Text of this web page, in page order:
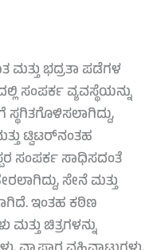
ಮತ್ತು ಭದ್ರತಾ ಪಡೆಗಳ
ಸಂಪರ್ಕ ವ್ಯವಸ್ಥೆಯನ್ನು
ಟ್ವಿಟರ್‌ನಂತಹ
ಸಂಪರ್ಕ ಸಾಧಿಸದಂತೆ
ಸೇನೆ ಮತ್ತು
ಇಂತಹ ಕಠಿಣ
ಚಿತ್ರಗಳನ್ನು